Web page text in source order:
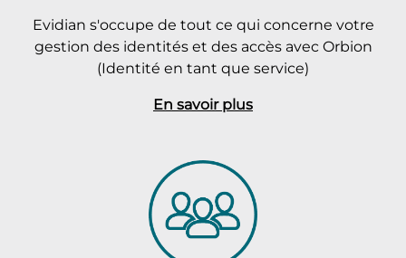
Evidian s'occupe de tout ce qui concerne votre
gestion des identités et des accès avec Orbion
(Identité en tant que service)
En savoir plus